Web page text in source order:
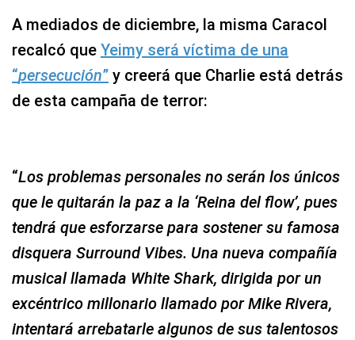
A mediados de diciembre, la misma Caracol
recalcó que Yeimy será víctima de una
“persecución” y creerá que Charlie está detrás
de esta campaña de terror:
“Los problemas personales no serán los únicos
que le quitarán la paz a la ‘Reina del flow’, pues
tendrá que esforzarse para sostener su famosa
disquera Surround Vibes. Una nueva compañía
musical llamada White Shark, dirigida por un
excéntrico millonario llamado por Mike Rivera,
intentará arrebatarle algunos de sus talentosos